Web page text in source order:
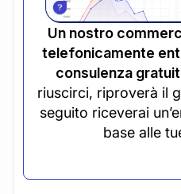
Un nostro
telefonicamente
consulenza
riuscirci, riproverà il
seguito riceverai
base alle